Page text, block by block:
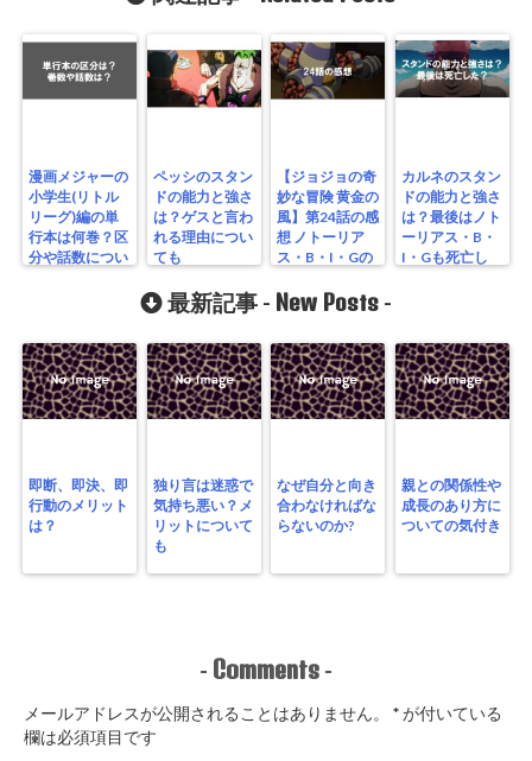
漫画メジャーの
小学生(リトル
リーグ)編の単
行本は何巻？区
分や話数につい
ペッシのスタン
ドの能力と強さ
は？ゲスと言わ
れる理由につい
ても
【ジョジョの奇
妙な冒険 黄金の
風】第24話の感
想 ノトーリア
ス・B・I・Gの
カルネのスタン
ドの能力と強さ
は？最後はノト
ーリアス・B・
I・Gも死亡し
最新記事 - New Posts -
即断、即決、即
行動のメリット
は？
独り言は迷惑で
気持ち悪い？メ
リットについて
も
なぜ自分と向き
合わなければな
らないのか?
親との関係性や
成長のあり方に
ついての気付き
- Comments -
メールアドレスが公開されることはありません。 *が付いている
欄は必須項目です